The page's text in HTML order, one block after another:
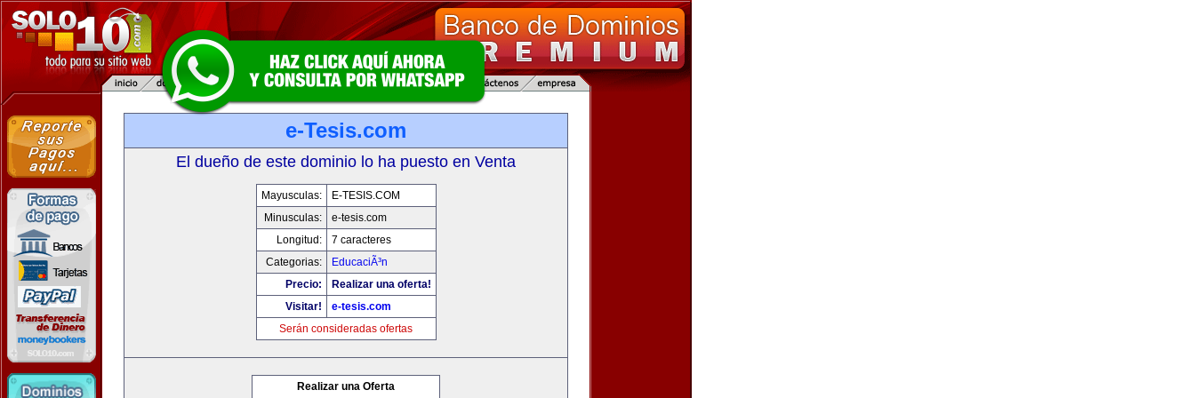
e-Tesis.com
El dueño de este dominio lo ha puesto en Venta
Mayusculas:
E-TESIS.COM
Minusculas:
e-tesis.com
Longitud:
7 caracteres
Categorias:
EducaciÃ³n
Precio:
Realizar una oferta!
Visitar!
e-tesis.com
Serán consideradas ofertas
Realizar una Oferta